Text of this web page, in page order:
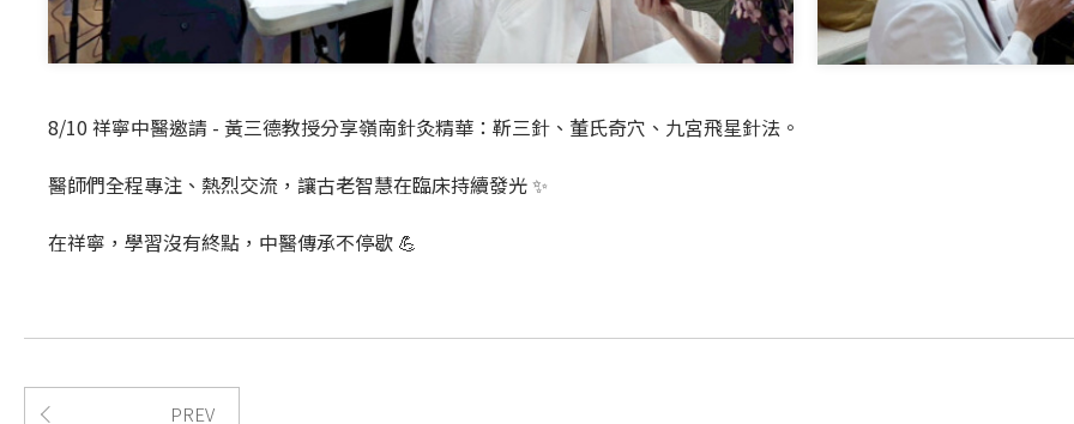
8/10 祥寧中醫邀請 - 黃三德教授分享嶺南針灸精華：靳三針、董氏奇穴、九宮飛星針法。
醫師們全程專注、熱烈交流，讓古老智慧在臨床持續發光 ✨
在祥寧，學習沒有終點，中醫傳承不停歇 💪
PREV